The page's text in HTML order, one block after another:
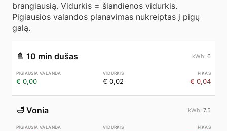
brangiausią. Vidurkis = šiandienos vidurkis.
Pigiausios valandos planavimas nukreiptas į pigų
galą.
🚿 10 min dušas 6
€ 0,00 € 0,02 € 0,04
🛁 Vonia 7.5